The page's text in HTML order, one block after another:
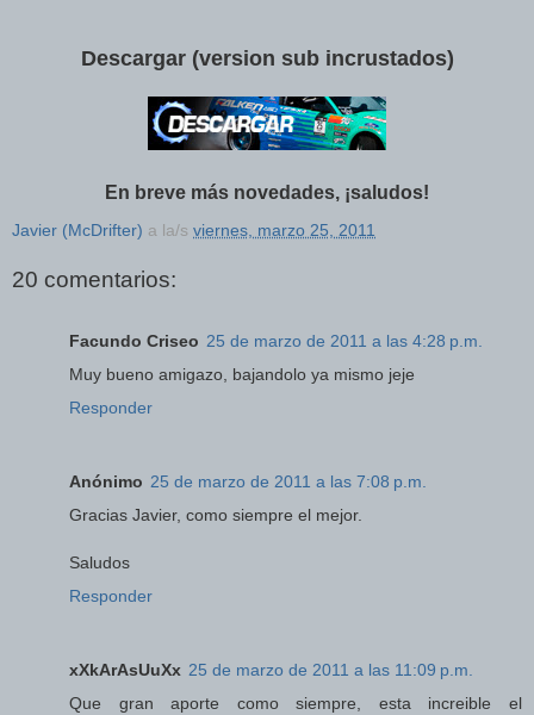
Descargar (version sub incrustados)
En breve más novedades, ¡saludos!
Javier (McDrifter) a la/s viernes, marzo 25, 2011
20 comentarios:
Facundo Criseo 25 de marzo de 2011 a las 4:28 p.m.
Muy bueno amigazo, bajandolo ya mismo jeje
Responder
Anónimo 25 de marzo de 2011 a las 7:08 p.m.
Gracias Javier, como siempre el mejor.
Saludos
Responder
xXkArAsUuXx 25 de marzo de 2011 a las 11:09 p.m.
Que gran aporte como siempre, esta increible el